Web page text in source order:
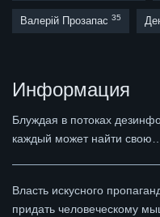
Валерій Прозапас 35
Информация
Блуждая в потоках
каждый может найти
Власть искусного
придать человеческому